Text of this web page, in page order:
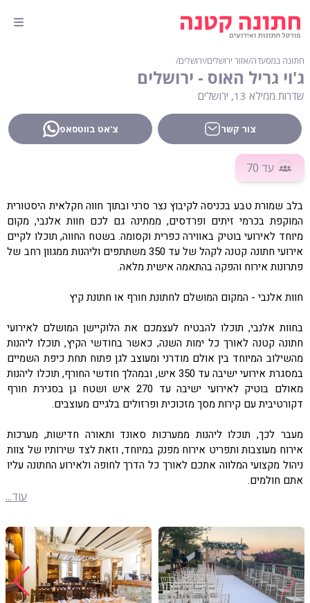
חתונה במסעדה∕אזור ירושלים∕ירושלים∕
ג'וי גריל האוס - ירושלים
שדרות ממילא 13, ירושלים
צור קשר צ'אט בווטסאפ
עד 70
בלב שמורת טבע בכניסה לקיבוץ נצר סרני ובתוך חווה חקלאית היסטורית
המוקפת בכרמי זיתים ופרדסים, ממתינה גם לכם חוות אלנבי, מקום
מיוחד לאירועי בוטיק באווירה כפרית וקסומה. בשטח החווה, תוכלו לקיים
אירועי חתונה קטנה לקהל של עד 350 משתתפים וליהנות ממגוון רחב של
פתרונות אירוח והפקה בהתאמה אישית מלאה.
חוות אלנבי - המקום המושלם לחתונת חורף או חתונת קיץ
בחוות אלנבי, תוכלו להבטיח לעצמכם את הלוקיישן המושלם לאירועי
חתונה קטנה לאורך כל ימות השנה, כאשר בחודשי הקיץ, תוכלו ליהנות
מהשילוב המיוחד בין אולם מודרני ומעוצב לגן פתוח תחת כיפת השמיים
במסגרת אירועי ישיבה עד 350 איש, ובמהלך חודשי החורף, תוכלו ליהנות
מאולם בוטיק לאירועי ישיבה עד 270 איש ושטח גן בסגירת חורף
דקורטיבית עם קירות מסך מזכוכית ופרזולים בלגיים מעוצבים.
מעבר לכך, תוכלו ליהנות ממערכות סאונד ותאורה חדישות, מערכות
אירוח מעוצבות ותפריט אירוח מפנק במיוחד, וזאת לצד שירותיו של צוות
ניהול מקצועי המלווה אתכם לאורך כל הדרך לחופה ולאירוע החתונה עליו
אתם חולמים.
עוד...